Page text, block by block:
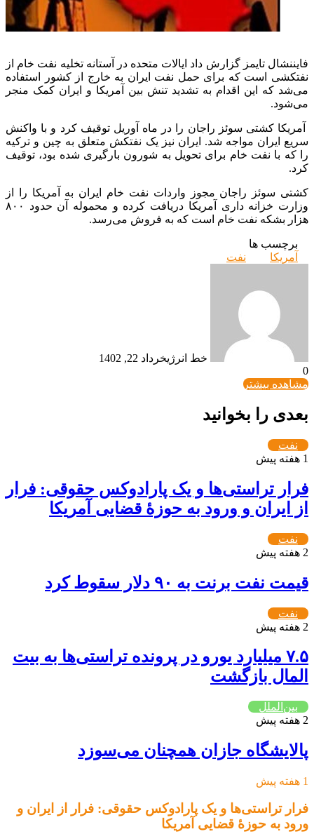
فایننشال تایمز گزارش داد ایالات متحده در آستانه تخلیه نفت خام از
نفتکشی است که برای حمل نفت ایران به خارج از کشور استفاده
می‌شد که این اقدام به تشدید تنش بین آمریکا و ایران کمک منجر
می‌شود.
آمریکا کشتی سوئز راجان را در ماه آوریل توقیف کرد و با واکنش
سریع ایران مواجه شد. ایران نیز یک نفتکش متعلق به چین و ترکیه
را که با نفت خام برای تحویل به شورون بارگیری شده بود، توقیف
کرد.
کشتی سوئز راجان مجوز واردات نفت خام ایران به آمریکا را از
وزارت خزانه داری آمریکا دریافت کرده و محموله آن حدود ۸۰۰
هزار بشکه نفت خام است که به فروش می‌رسد.
برچسب ها
آمریکا
نفت
خط انرژیخرداد 22, 1402
0
مشاهده بیشتر
بعدی را بخوانید
نفت
1 هفته پیش
فرار تراستی‌ها و یک پارادوکس حقوقی: فرار
از ایران و ورود به حوزۀ قضایی آمریکا
نفت
2 هفته پیش
قیمت نفت برنت به ۹۰ دلار سقوط کرد
نفت
2 هفته پیش
۷.۵ میلیارد یورو در پرونده تراستی‌ها به بیت
المال بازگشت
بین‌الملل
2 هفته پیش
پالایشگاه جازان همچنان می‌سوزد
1 هفته پیش
فرار تراستی‌ها و یک پارادوکس حقوقی: فرار از ایران و
ورود به حوزۀ قضایی آمریکا